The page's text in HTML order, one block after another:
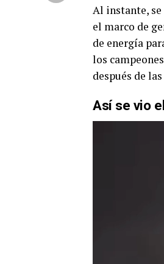
Al instante,
el marco de
de energía
los
después de
Así se vio